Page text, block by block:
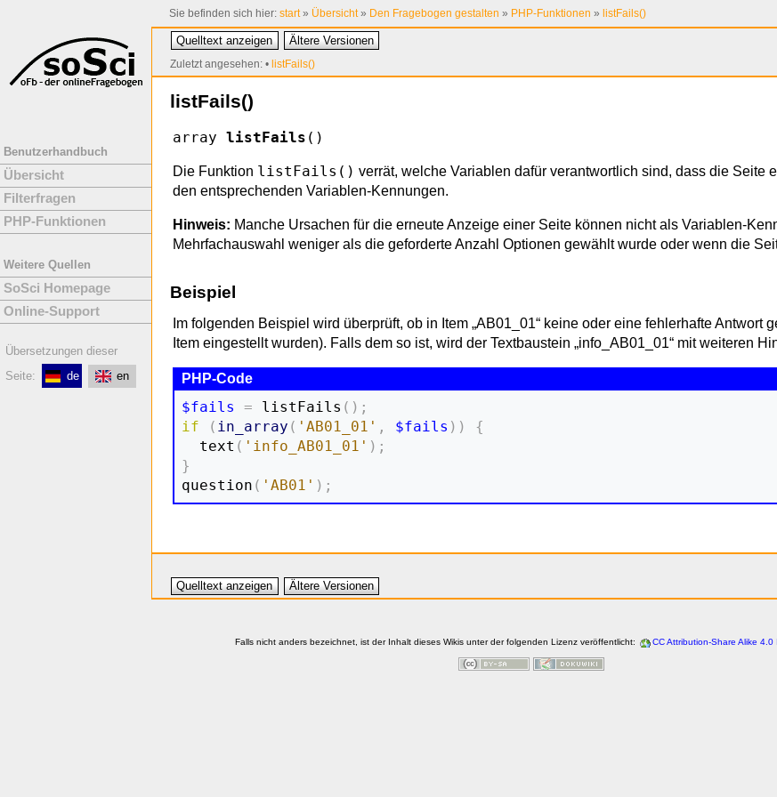
Sie befinden sich hier: start» Übersicht» Den Fragebogen gestalten » PHP-Funktionen » listFails()
Benutzerhandbuch
Übersicht
Filterfragen
PHP-Funktionen
Weitere Quellen
SoSci Homepage
Online-Support
Übersetzungen dieser
Seite:
de en
Quelltext anzeigen Ältere Versionen
Zuletzt angesehen: • listFails()
listFails()
array listFails ()
Die Funktion listFails() verrät, welche Variablen dafür verantwortlich sind, dass die Seite
den entsprechenden Variablen-Kennungen.
Hinweis: Manche Ursachen für die erneute Anzeige einer Seite können nicht als Variablen-
Mehrfachauswahl weniger als die geforderte Anzahl Optionen gewählt wurde oder wenn die
Beispiel
Im folgenden Beispiel wird überprüft, ob in Item „AB01_01“ keine oder eine fehlerhafte
Item eingestellt wurden). Falls dem so ist, wird der Textbaustein „info_AB01_01“ mit weiteren
$fails = listFails ( ) ;
if
( in_array ( 'AB01_01' , $fails ) )
{
  text
( 'info_AB01_01' ) ;
}
question ( 'AB01' ) ;
Quelltext anzeigen Ältere Versionen
Falls nicht anders bezeichnet, ist der Inhalt dieses Wikis unter der folgenden Lizenz veröffentlicht: CC Attribution-Share Alike